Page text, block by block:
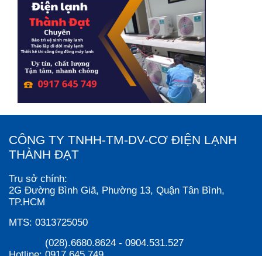
CÔNG TY TNHH-TM-DV-CƠ ĐIỆN LẠNH
THÀNH ĐẠT
Trụ sở chính:
2G Đường Bình Giã, Phường 13, Quận Tân Bình,
TP.HCM
MTS: 0313725050
(028).6680.8624 - 0904.531.527